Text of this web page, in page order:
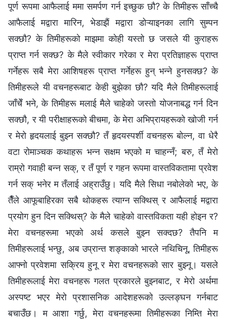
पूर्ण रूपमा आफैलाई ममा समर्पण गर्न इच्छुक छौ? के तिमीहरू साँच्चै
आफैलाई मद्वारा मारिन, भेडाझैं मद्वारा डोऱ्याइनका लागि सुम्पन
सक्छौ? के तिमीहरूको माझमा कोही यस्तो छ जसले यी कुराहरू
प्राप्त गर्न सक्छ? के मैले स्वीकार गरेका र मेरा प्रतिज्ञाहरू प्राप्त
गर्नेहरू सबै मेरा आशिषहरू प्राप्त गर्नेहरू हुन् भन्‍ने हुनसक्छ? के
तिमीहरूले यी वचनहरूबाट केही बुझेका छौ? यदि मैले तिमीहरूलाई
जाँचेँ भने, के तिमीहरू मलाई मैले चाहेको जस्तो योजनाबद्ध गर्न दिन
सक्छौ, र यी परीक्षाहरूको बीचमा, के मेरा अभिप्रायहरूको खोजी गर्न
र मेरो हृदयलाई बुझ्न सक्छौ? तँ हृदयस्पर्शी वचनहरू बोल्न, वा धेरै
वटा रोमाञ्चक कथाहरू भन्न सक्षम भएको म चाहन्नँ; बरु, तँ मेरो
राम्रो गवाही बन्न सक्, र तँ पूर्ण र गहन रूपमा वास्तविकतामा प्रवेश
गर्न सक् भनेर म तँलाई अह्राउँछु। यदि मैले सिधा नबोलेको भए, के
तैँले आफूबाहिरका सबै थोकहरू त्याग्न सक्थिस् र आफैलाई मद्वारा
प्रयोग हुन दिन सक्थिस्? के मैले चाहेको वास्तविकता यही होइन र?
मेरा वचनहरूमा भएको अर्थ कसले बुझ्न सक्दछ? तैपनि म
तिमीहरूलाई भन्छु, अब उप्रान्त शङ्काको भारले नथिचिनू, तिमीहरू
आफ्नो प्रवेशमा सक्रिय हुनू र मेरा वचनहरूको सार बुझ्‍नू। यसले
तिमीहरूलाई मेरा वचनहरू गलत प्रकारले बुझ्नबाट, र मेरो अर्थमा
अस्पष्ट भएर मेरो प्रशासनिक आदेशहरूको उल्लङ्घन गर्नबाट
बचाउँछ। म आशा गर्छु, मेरा वचनहरूमा तिमीहरूका निम्ति मेरा